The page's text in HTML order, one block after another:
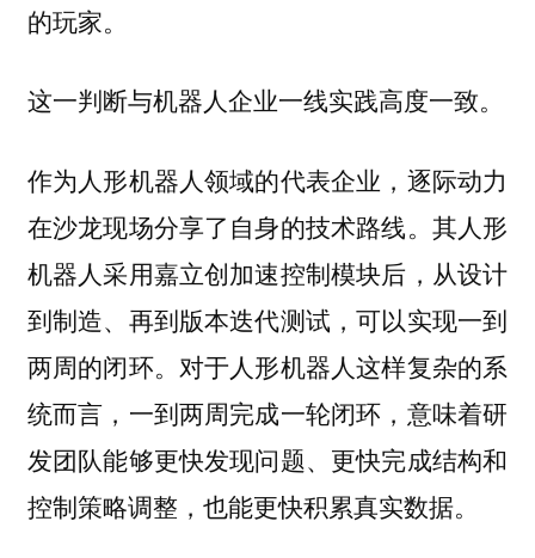
的玩家。
这一判断与机器人企业一线实践高度一致。
作为人形机器人领域的代表企业，逐际动力
在沙龙现场分享了自身的技术路线。其人形
机器人采用嘉立创加速控制模块后，从设计
到制造、再到版本迭代测试，可以实现一到
两周的闭环。对于人形机器人这样复杂的系
统而言，一到两周完成一轮闭环，意味着研
发团队能够更快发现问题、更快完成结构和
控制策略调整，也能更快积累真实数据。